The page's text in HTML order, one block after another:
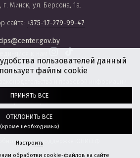
г. Минск, ул. Берсона, 1а.
сайта: +375-17-279-99-47
сайта: агентство
“ГЕНШТАБ”
обновлен при поддержке ЮНИСЕФ.
пользователей данный
файлы cookie
ПРИНЯТЬ ВСЕ
ОТКЛОНИТЬ ВСЕ
(кроме необходимых)
Настроить
обработки cookie-файлов на сайте